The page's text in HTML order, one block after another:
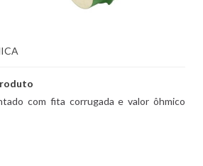
com fita corrugada e valor ôhmico